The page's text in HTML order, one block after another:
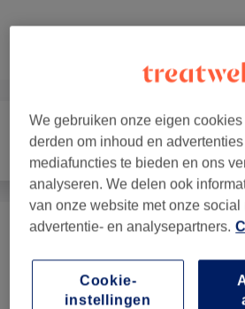
Ontharen
BROWBAR ( )
(2)
We gebruiken onze eigen
derden om inhoud en
mediafuncties te bieden en ons
analyseren. We delen ook
van onze website met onze social
advertentie- en analysepartners.
Cookie-
instellingen